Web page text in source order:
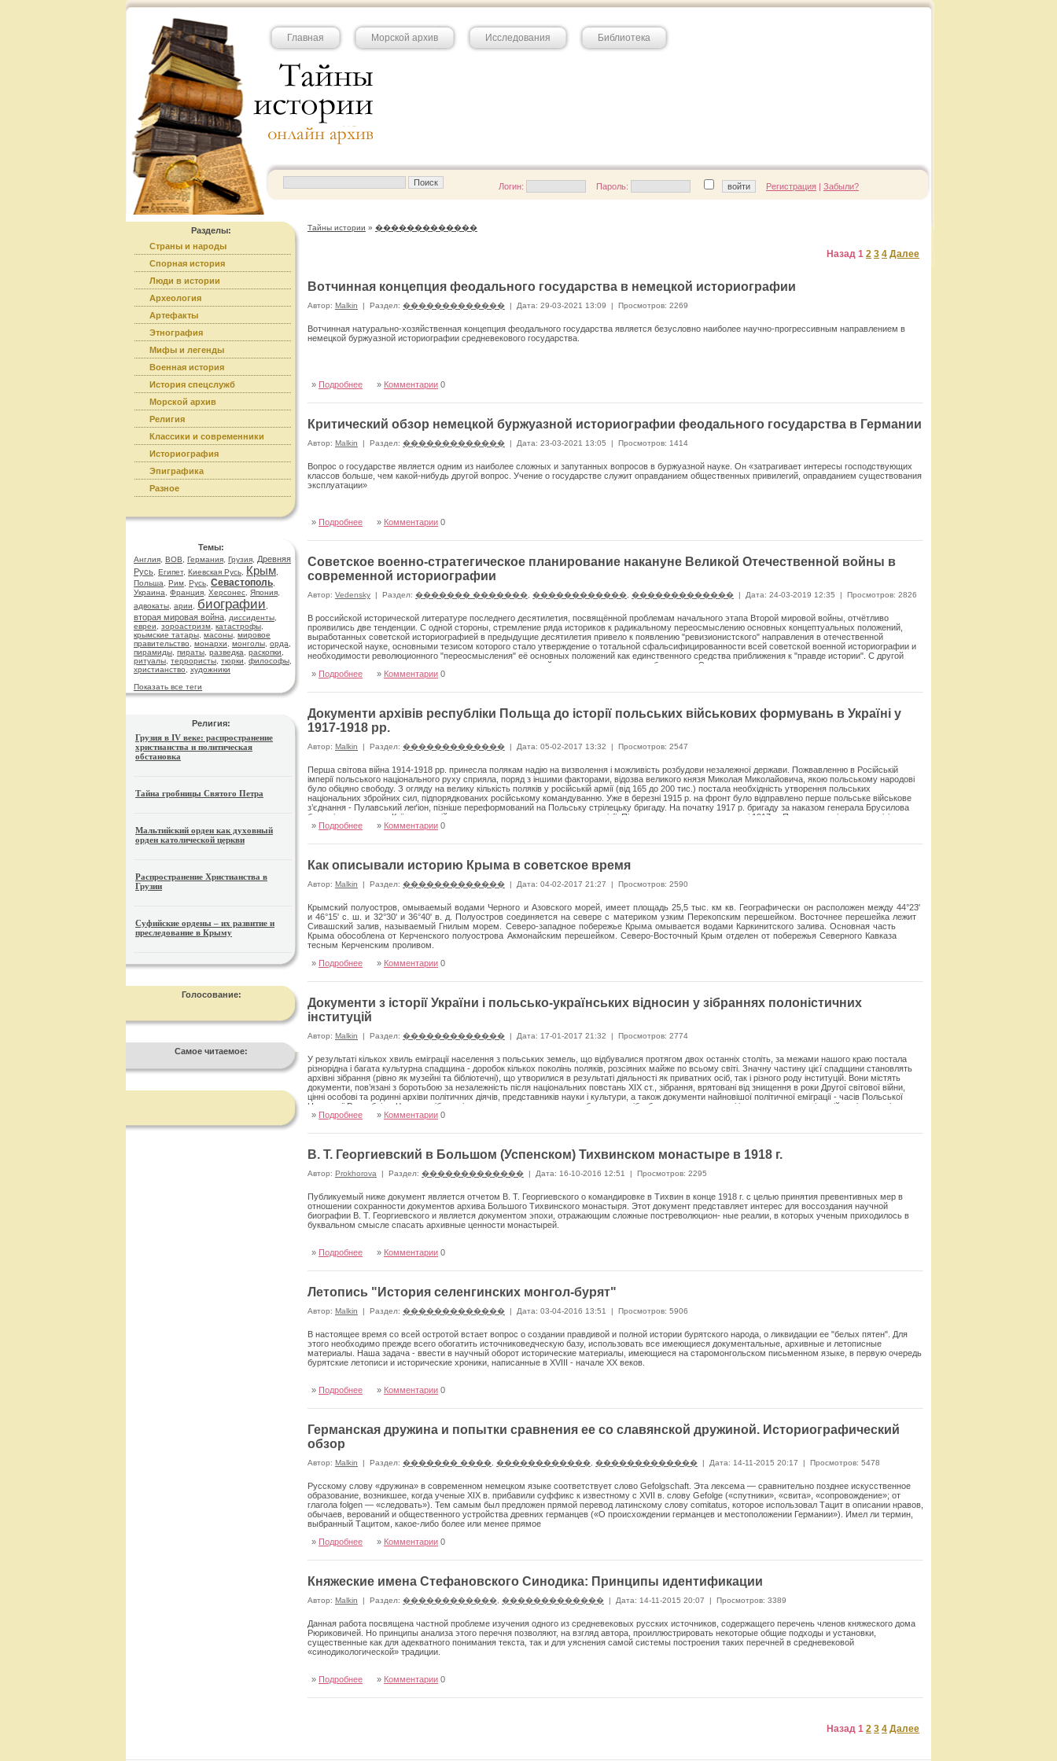
Главная Морской архив Исследования Библиотека
Логин: Пароль: Регистрация | Забыли?
Разделы:
Страны и народы
Спорная история
Люди в истории
Археология
Артефакты
Этнография
Мифы и легенды
Военная история
История спецслужб
Морской архив
Религия
Классики и современники
Историография
Эпиграфика
Разное
Темы:
Англия ВОВ Германия Грузия
Древняя
Русь Египет, Киевская Русь Крым
Польша
Рим Русь Севастополь
Украина
Франция Херсонес Япония
адвокаты арии биографии
вторая мировая война диссиденты
евреи
зороастризм катастрофы
крымские татары масоны мировое
правительство
монархи монголы орда
пирамиды пираты разведка раскопки
ритуалы террористы тюрки философы
христианство
художники
Показать все теги
Религия:
Грузия в IV веке: распространение
христианства и политическая
обстановка
Тайна гробницы Святого Петра
Мальтийский орден как духовный
орден католической церкви
Распространение Христианства в
Грузии
Суфийские ордены – их развитие и
преследование в Крыму
Голосование:
Самое читаемое:
Тайны истории » �������������
Назад 1 2 3 4 Далее
Вотчинная концепция феодального государства в немецкой историографии
Автор: Malkin | Раздел: ������������� | Дата: 29-03-2021 13:09 | Просмотров: 2269
Вотчинная натурально-хозяйственная концепция феодального государства является безусловно наиболее научно-прогрессивным направлением в
немецкой буржуазной историографии средневекового государства.
» Подробнее » Комментарии 0
Критический обзор немецкой буржуазной историографии феодального государства в Германии
Автор: Malkin | Раздел: ������������� | Дата: 23-03-2021 13:05 | Просмотров: 1414
Вопрос о государстве является одним из наиболее сложных и запутанных вопросов в буржуазной науке. Он «затрагивает интересы господствующих
классов больше, чем какой-нибудь другой вопрос. Учение о государстве служит оправданием общественных привилегий, оправданием существования
эксплуатации»
» Подробнее » Комментарии 0
Советское военно-стратегическое планирование накануне Великой Отечественной войны в
современной историографии
Автор: Vedensky | Раздел: ������� ������� ������������ ������������� | Дата: 24-03-2019 12:35 | Просмотров: 2826
В российской исторической литературе последнего десятилетия, посвящённой проблемам начального этапа Второй мировой войны, отчётливо
проявились две тенденции. С одной стороны, стремление ряда историков к радикальному переосмыслению основных концептуальных положений,
выработанных советской историографией в предыдущие десятилетия привело к появлению "ревизионистского" направления в отечественной
исторической науке, основными тезисом которого стало утверждение о тотальной сфальсифицированности всей советской военной историографии и
необходимости революционного "переосмысления" её основных положений как единственного средства приближения к "правде истории". С другой
стороны, значительное число историков не видит оснований для отказа от всего наработанного. Это не означает догматического следования прежним
подходам и игнорирования документов, ставших известными исследователям в последние годы. Просто в большинстве случаев эти документы
отмечает: "Поразительно, что очень часто публикации, казалось бы, неопровержимых документов не изменяют позиций сторонников различных
» Подробнее » Комментарии 0
Документи архівів республіки Польща до історії польських військових формувань в Україні у
1917-1918 рр.
Автор: Malkin | Раздел: ������������� | Дата: 05-02-2017 13:32 | Просмотров: 2547
Перша світова війна 1914-1918 рр. принесла полякам надію на визволення і можливість розбудови незалежної держави. Пожвав­ленню в Російській
імперії польського національного руху сприяла, поряд з іншими факторами, відозва великого князя Миколая Мико­лайовича, якою польському народові
було обіцяно свободу. З огляду на велику кількість поляків у російській армії (від 165 до 200 тис.) постала необхідність утворення польських
національних збройних сил, підпорядкованих російському командуванню. Уже в березні 1915 р. на фронт було відправлено перше польське військове
з’єднання - Пулавський леґіон, пізніше переформований на Польську стрілецьку бригаду. На початку 1917 р. бригаду за наказом генерала Брусилова
було відправлено до Київського військового округу для розширення до дивізії. Після укомплектування у травні 1917 р. Польська стрі­лецька дивізія
опинилася у районі Проскурова, звідки у середині червня відправилася на фронт, до Східної Галичини, де взяла участь у боях з австро-угорськими
головнокомандувачем ген. Корніловим формуватися на білоруських землях, як його 1-а стрі­лецька дивізія1.
» Подробнее » Комментарии 0
Как описывали историю Крыма в советское время
Автор: Malkin | Раздел: ������������� | Дата: 04-02-2017 21:27 | Просмотров: 2590
Крымский полуостров, омываемый водами Черного и Азовского морей, имеет площадь 25,5 тыс. км кв. Географически он расположен между 44°23'
и 46°15' с. ш. и 32°30' и 36°40' в. д. Полуостров соединяется на севере с материком узким Перекопским перешейком. Восточнее перешейка лежит
Сивашский залив, называемый Гнилым морем. Северо-западное побережье Крыма омывается водами Каркинитского залива. Основная часть
Крыма обособлена от Керченского полуострова Акмонайским перешейком. Северо-Восточный Крым отделен от побережья Северного Кавказа
тесным Керченским проливом.
» Подробнее » Комментарии 0
Документи з історії України і польсько-українських відносин у зібраннях полоністичних
інституцій
Автор: Malkin | Раздел: ������������� | Дата: 17-01-2017 21:32 | Просмотров: 2774
У результаті кількох хвиль еміграції населення з польських земель, що відбувалися протягом двох останніх століть, за межами нашого краю постала
різнорідна і багата культурна спадщина - доробок кількох поколінь поляків, розсіяних майже по всьому світі. Значну частину цієї спадщини становлять
архівні зібрання (рівно як музейні та бібліотечні), що утворилися в результаті діяльності як приватних осіб, так і різного роду інституцій. Вони містять
документи, пов’язані з боротьбою за незалежність після національних повстань ХІХ ст., зібрання, врятовані від знищення в роки Другої світової війни,
цінні особові та родинні архіви політичних діячів, представників науки і культури, а також документи найновішої політичної еміграції - часів Польської
Народної Республіки. Частина зібрань і спадщини, завдяки зусиллям багатьох осіб, збереглася до сьогодні і зосереджена в емі­граційних інституціях, до
яких потрапила насамперед як дар від її спадкоємців. Серед кількох десятків польських та полоністичних ін­ституцій за кордоном є як інституції, створені
Парижі, що існують уже понад 150 років, Польський музей у Ра- персвіллі, Польський інститут і музей ім. генерала Сікорського та Польська бібліотека у
Папського інституту церковних студій та архіву Понтифікату Іоанна Павла ІІ у Римі. Зрештою, цінні зібрання зосереджено також у військових
організаціях, парафіях, культурних і благодійних установах, що діють на чужині.
Смотреть
» Подробнее » Комментарии 0
В. Т. Георгиевский в Большом (Успенском) Тихвинском монастыре в 1918 г.
Автор: Prokhorova | Раздел: ������������� | Дата: 16-10-2016 12:51 | Просмотров: 2295
Публикуемый ниже документ является отчетом В. Т. Георги­евского о командировке в Тихвин в конце 1918 г. с целью принятия превентивных мер в
отношении сохранности документов архива Большого Тихвинского монастыря. Этот документ представляет ин­терес для воссоздания научной
биографии В. Т. Георгиевского и яв­ляется документом эпохи, отражающим сложные постреволюцион- ные реалии, в которых ученым приходилось в
буквальном смысле спасать архивные ценности монастырей.
» Подробнее » Комментарии 0
Летопись "История селенгинских монгол-бурят"
Автор: Malkin | Раздел: ������������� | Дата: 03-04-2016 13:51 | Просмотров: 5906
В настоящее время со всей остротой встает вопрос о создании правдивой и полной истории бурятского народа, о ликвидации ее "белых пятен". Для
этого необходимо прежде всего обогатить источниковедческую базу, использовать все имеющиеся докумен­тальные, архивные и летописные
материалы. Наша задача - ввести в научный оборот исторические материалы, имеющиеся на старомонгольском письменном языке, в первую очередь
бурятские лето­писи и исторические хроники, написанные в XVIII - начале XX веков.
» Подробнее » Комментарии 0
Германская дружина и попытки сравнения ее со славянской дружиной. Историографический
обзор
Автор: Malkin | Раздел: ������� ���� ������������ ������������� | Дата: 14-11-2015 20:17 | Просмотров: 5478
Русскому слову «дружина» в современном немецком языке соответствует слово Gefolgschaft. Эта лексема — сравнительно позднее искусственное
образование, воз­никшее, когда ученые XIX в. прибавили суффикс к известному с XVII в. слову Gefolge («спутники», «свита», «сопровождение»; от
глагола folgen — «следовать»). Тем самым был предложен прямой перевод латинскому слову comitatus, которое использовал Тацит в описании нравов,
обычаев, верований и общественного устрой­ства древних германцев («О происхождении германцев и местоположении Герма­нии»). Имел ли термин,
выбранный Тацитом, какое-либо более или менее прямое
» Подробнее » Комментарии 0
Княжеские имена Стефановского Синодика: Принципы идентификации
Автор: Malkin | Раздел: ������������ ������������� | Дата: 14-11-2015 20:07 | Просмотров: 3389
Данная работа посвящена частной проблеме изучения одного из средневековых русских источников, содержащего перечень членов княжеского дома
Рюриковичей. Но принципы анализа этого перечня позволяют, на взгляд автора, проиллюстри­ровать некоторые общие подходы и установки,
существенные как для адекватного понимания текста, так и для уяснения самой системы построения таких перечней в средневековой
«синодикологической» традиции.
» Подробнее » Комментарии 0
Назад 1 2 3 4 Далее